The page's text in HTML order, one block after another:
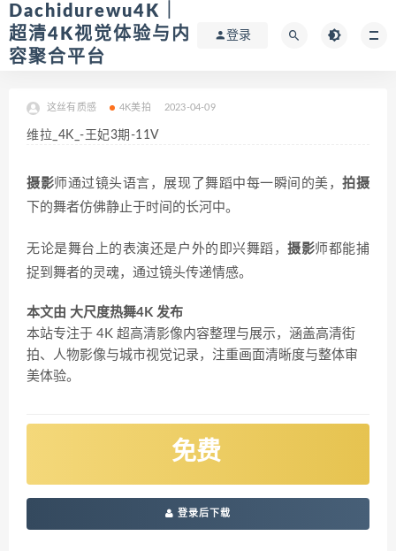
Dachidurewu4K｜
超清4K视觉体验与内
容聚合平台
登录
这丝有质感 4K美拍 2023-04-09
维拉_4K_-王妃3期-11V
摄影师通过镜头语言，展现了舞蹈中每一瞬间的美，拍摄
下的舞者仿佛静止于时间的长河中。
无论是舞台上的表演还是户外的即兴舞蹈，摄影师都能捕
捉到舞者的灵魂，通过镜头传递情感。
本文由 大尺度热舞4K 发布
本站专注于 4K 超高清影像内容整理与展示，涵盖高清街
拍、人物影像与城市视觉记录，注重画面清晰度与整体审
美体验。
免费
登录后下载